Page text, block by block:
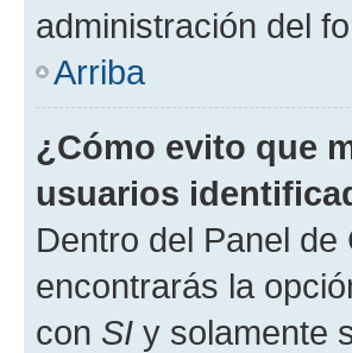
administración del
Arriba
¿Cómo evito que
usuarios
Dentro del Panel
encontrarás la
con SI y solamente